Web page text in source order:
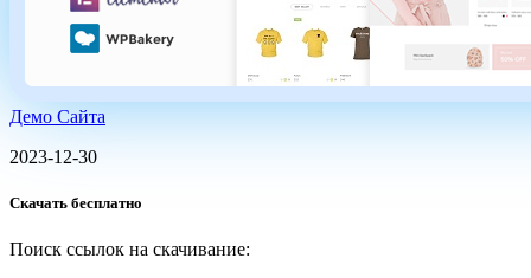
Демо Сайта
2023-12-30
Скачать бесплатно
Поиск ссылок на скачивание: